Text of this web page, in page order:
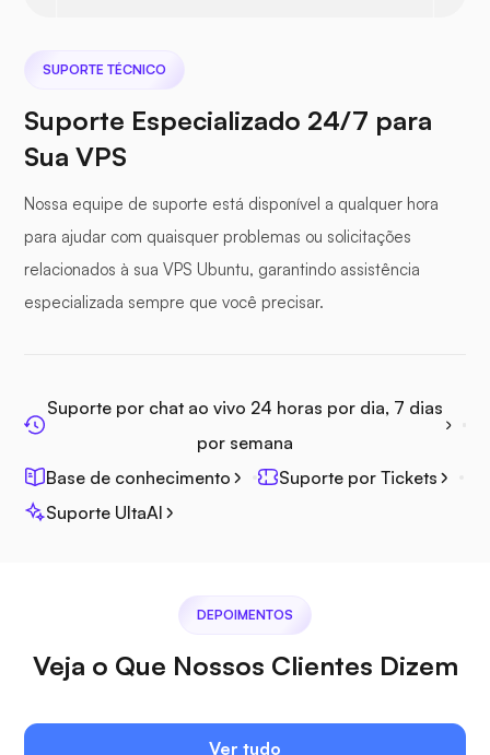
Seafile
Fotoprisma
SUPORTE TÉCNICO
Suporte Especializado 24/7 para
Sua VPS
Nossa equipe de suporte está disponível a qualquer hora
para ajudar com quaisquer problemas ou solicitações
relacionados à sua VPS Ubuntu, garantindo assistência
especializada sempre que você precisar.
Suporte por chat ao vivo 24 horas por dia, 7 dias
por semana
Base de conhecimento
Suporte por Tickets
Suporte UltaAI
DEPOIMENTOS
Veja o Que Nossos Clientes Dizem
Ver tudo